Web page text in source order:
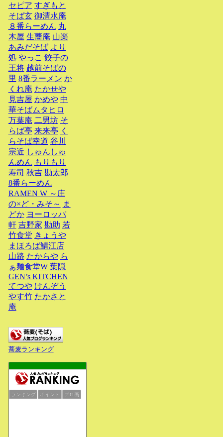
セピア すぎもと
そば玄 御清水庵
８番らーめん 丸
木屋 生蕎庵 山楽
あみだそば より
処 やっこ 餃子の
王将 越前そばの
里 8番ラーメン か
くれ庵 たかせや
見吉屋 かめや 中
華そばムタヒロ
万葉庵 二男坊 そ
らば亭 来来亭 く
らそば幸道 谷川
宗近 しゅんしゅ
んめん もりもり
寿司 秋吉 勘太郎
8番らーめん
RAMEN W ～庄
の×ど・みそ～ ま
どか ヨーロッパ
軒 吉野家 勘助 若
竹食堂 きょうや
まほろば鯖江店
山路 たからや ら
ぁ麺食堂W 葉隠
GEN’s KITCHEN
てつや けんぞう
やす竹 たかさと
庵
蕎麦ランキング
ランキング ポイント ブロ画